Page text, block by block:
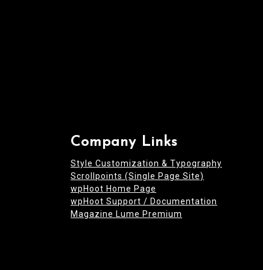
Company Links
Style Customization & Typography
Scrollpoints (Single Page Site)
wpHoot Home Page
wpHoot Support / Documentation
Magazine Lume Premium